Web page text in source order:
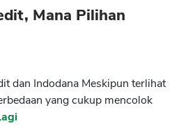
Mana Pilihan
dan Indodana Meskipun terlihat
yang cukup mencolok